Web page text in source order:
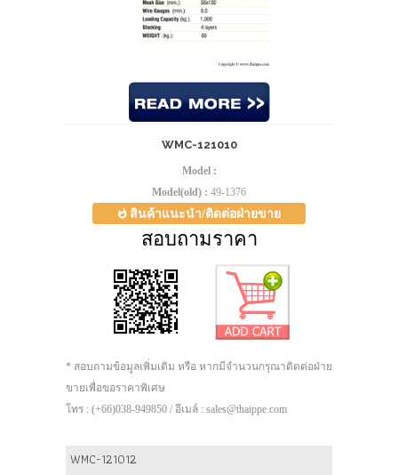
WMC-121010
Model :
Model(old) : 49-1376
สินค้าแนะนำ/ติดต่อฝ่ายขาย
สอบถามราคา
* สอบถามข้อมูลเพิ่มเติม หรือ หากมีจำนวนกรุณาติดต่อฝ่าย
ขายเพื่อขอราคาพิเศษ
โทร : (+66)038-949850 / อีเมล์ : sales@thaippe.com
WMC-121012